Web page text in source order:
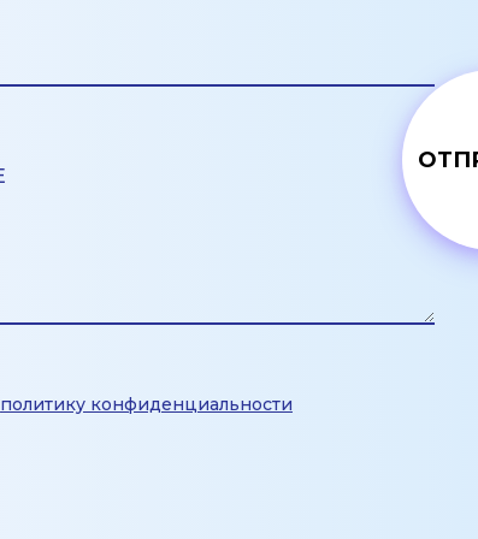
политику конфиденциальности